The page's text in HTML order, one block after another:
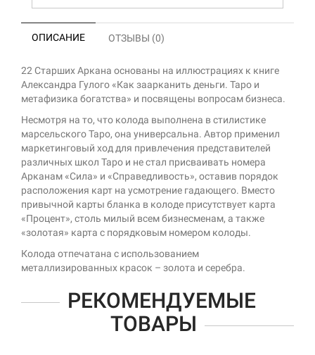
ОПИСАНИЕ ОТЗЫВЫ (0)
22 Старших Аркана основаны на иллюстрациях к книге
Александра Гулого «Как заарканить деньги. Таро и
метафизика богатства» и посвящены вопросам бизнеса.
Несмотря на то, что колода выполнена в стилистике
марсельского Таро, она универсальна. Автор применил
маркетинговый ход для привлечения представителей
различных школ Таро и не стал присваивать номера
Арканам «Сила» и «Справедливость», оставив порядок
расположения карт на усмотрение гадающего. Вместо
привычной карты бланка в колоде присутствует карта
«Процент», столь милый всем бизнесменам, а также
«золотая» карта с порядковым номером колоды.
Колода отпечатана с использованием
металлизированных красок – золота и серебра.
РЕКОМЕНДУЕМЫЕ
ТОВАРЫ